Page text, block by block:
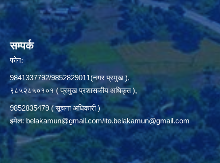
सम्पर्क
फोन:
9841337792/9852829011(नगर प्रमुख ),
९८५२८५०१०१ ( प्रमुख प्रशासकीय अधिकृत ),
9852835479 ( सूचना अधिकारी )
इमेल:belakamun@gmail.com/ito.belakamun@gmail.com